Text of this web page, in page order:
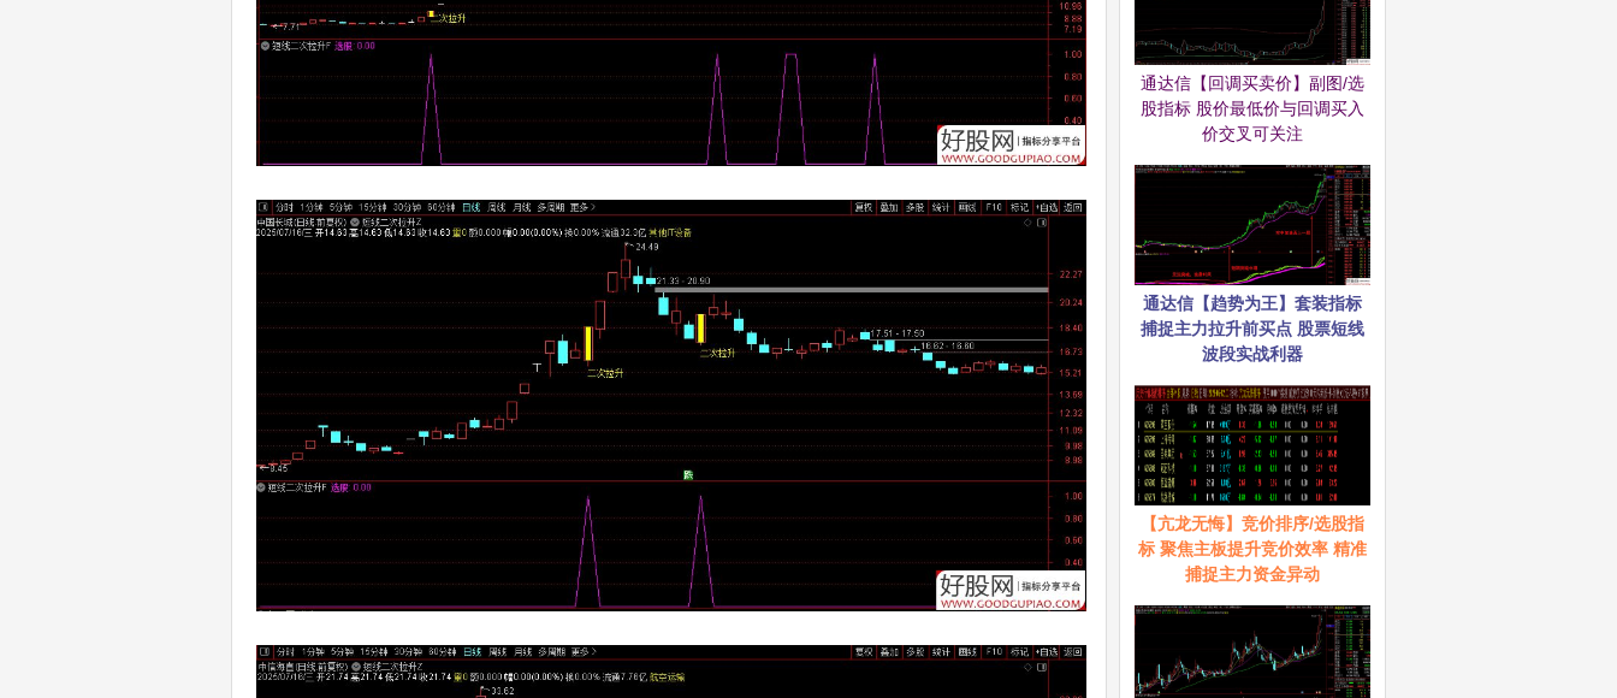
通达信【回调买卖价】副图/选
股指标 股价最低价与回调买入
价交叉可关注
通达信【趋势为王】套装指标
捕捉主力拉升前买点 股票短线
波段实战利器
【亢龙无悔】竞价排序/选股指
标 聚焦主板提升竞价效率 精准
捕捉主力资金异动